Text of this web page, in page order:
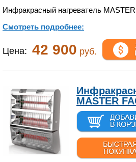
Инфракрасный нагреватель
Смотреть подробнее:
Цена: 42 900 руб.
MASTER